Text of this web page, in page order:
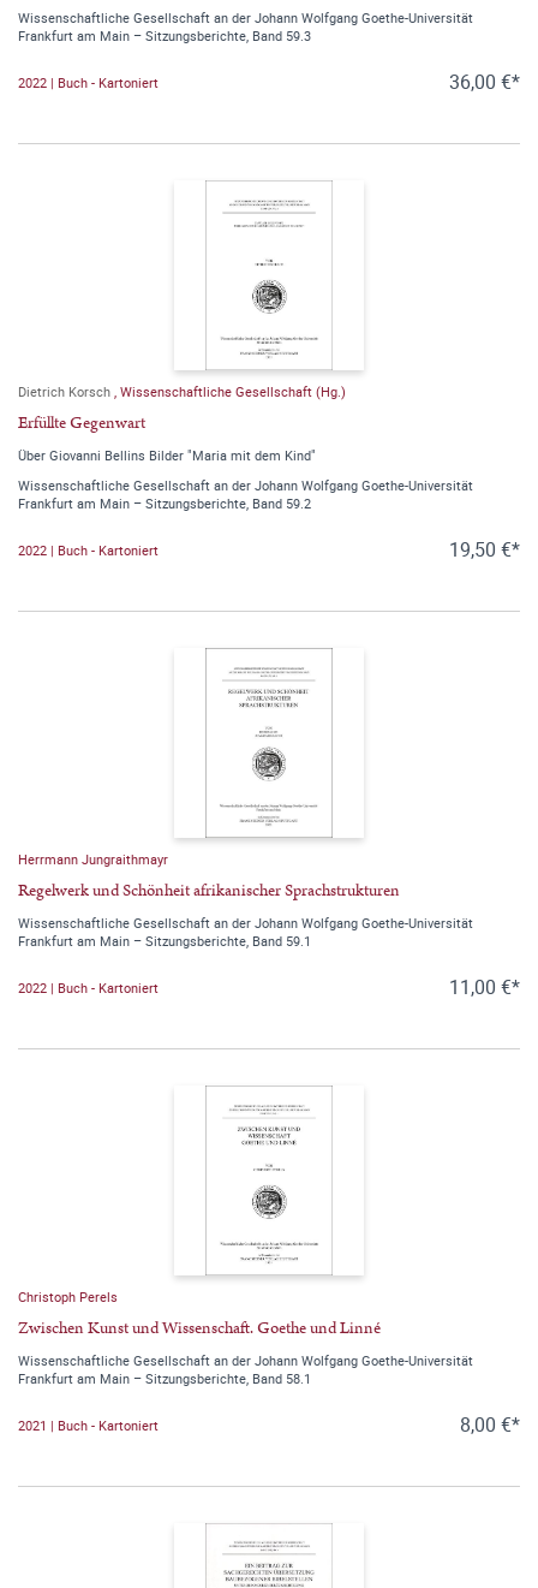
Wissenschaftliche Gesellschaft an der Johann Wolfgang Goethe-Universität
Frankfurt am Main – Sitzungsberichte, Band 59.3
2022 | Buch - Kartoniert 36,00 €*
Dietrich Korsch , Wissenschaftliche Gesellschaft (Hg.)
Erfüllte Gegenwart
Über Giovanni Bellins Bilder "Maria mit dem Kind"
Wissenschaftliche Gesellschaft an der Johann Wolfgang Goethe-Universität
Frankfurt am Main – Sitzungsberichte, Band 59.2
2022 | Buch - Kartoniert 19,50 €*
Herrmann Jungraithmayr
Regelwerk und Schönheit afrikanischer Sprachstrukturen
Wissenschaftliche Gesellschaft an der Johann Wolfgang Goethe-Universität
Frankfurt am Main – Sitzungsberichte, Band 59.1
2022 | Buch - Kartoniert 11,00 €*
Christoph Perels
Zwischen Kunst und Wissenschaft. Goethe und Linné
Wissenschaftliche Gesellschaft an der Johann Wolfgang Goethe-Universität
Frankfurt am Main – Sitzungsberichte, Band 58.1
2021 | Buch - Kartoniert 8,00 €*